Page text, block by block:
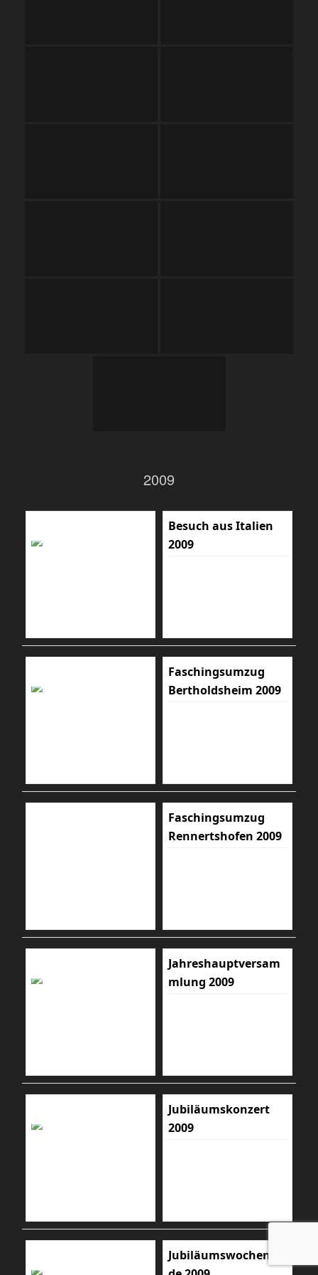
2009
Besuch aus Italien
2009
Faschingsumzug
Bertholdsheim 2009
Faschingsumzug
Rennertshofen 2009
Jahreshauptversam
mlung 2009
Jubiläumskonzert
2009
Jubiläumswochenen